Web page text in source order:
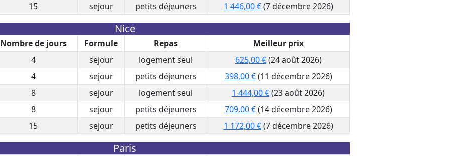
15 sejour petits déjeuners 1 446,00 €(7 décembre 2026)
Nice
Nombre de jours Formule Repas
Meilleur prix
4 sejour logement seul 625,00 €(24 août 2026)
4 sejour petits déjeuners 398,00 €(11 décembre 2026)
8 sejour logement seul 1 444,00 €(23 août 2026)
8 sejour petits déjeuners 709,00 €(14 décembre 2026)
15 sejour petits déjeuners 1 172,00 €(7 décembre 2026)
Paris